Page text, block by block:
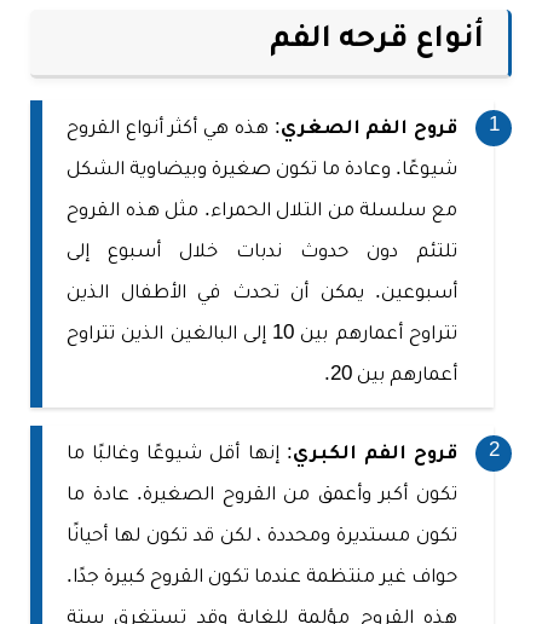
أنواع قرحه الفم
قروح الفم الصغري: هذه هي أكثر أنواع القروح
شيوعًا. وعادة ما تكون صغيرة وبيضاوية الشكل
مع سلسلة من التلال الحمراء. مثل هذه القروح
تلتئم دون حدوث ندبات خلال أسبوع إلى
أسبوعين. يمكن أن تحدث في الأطفال الذين
تتراوح أعمارهم بين 10 إلى البالغين الذين تتراوح
أعمارهم بين 20.
قروح الفم الكبري: إنها أقل شيوعًا وغالبًا ما
تكون أكبر وأعمق من القروح الصغيرة. عادة ما
تكون مستديرة ومحددة ، لكن قد تكون لها أحيانًا
حواف غير منتظمة عندما تكون القروح كبيرة جدًا.